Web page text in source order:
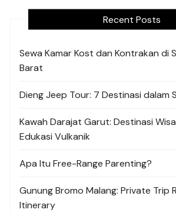
Recent Posts
Sewa Kamar Kost dan Kontrakan di
Barat
Dieng Jeep Tour: 7 Destinasi dalam
Kawah Darajat Garut: Destinasi
Edukasi Vulkanik
Apa Itu Free-Range Parenting?
Gunung Bromo Malang: Private Trip
Itinerary